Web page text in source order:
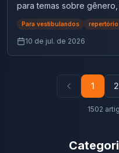
para temas sobre
educação e autoestima.
Para vestibulandos
10 de jul. de 2026
1 2
1502